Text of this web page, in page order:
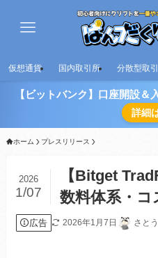
仮想通貨 国内取引所 分散型取
【ビットバンク】口座開設＆
詳細
ホーム プレスリリース
【Bitget
数料体系・コ
2026
1/07
広告 2026年1月7日 さとう